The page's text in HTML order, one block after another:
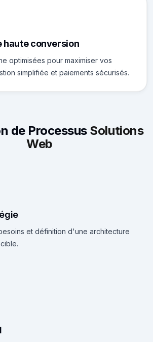
haute conversion
optimisées pour maximiser vos
simplifiée et paiements sécurisés.
de Processus Solutions
Web
et définition d'une architecture